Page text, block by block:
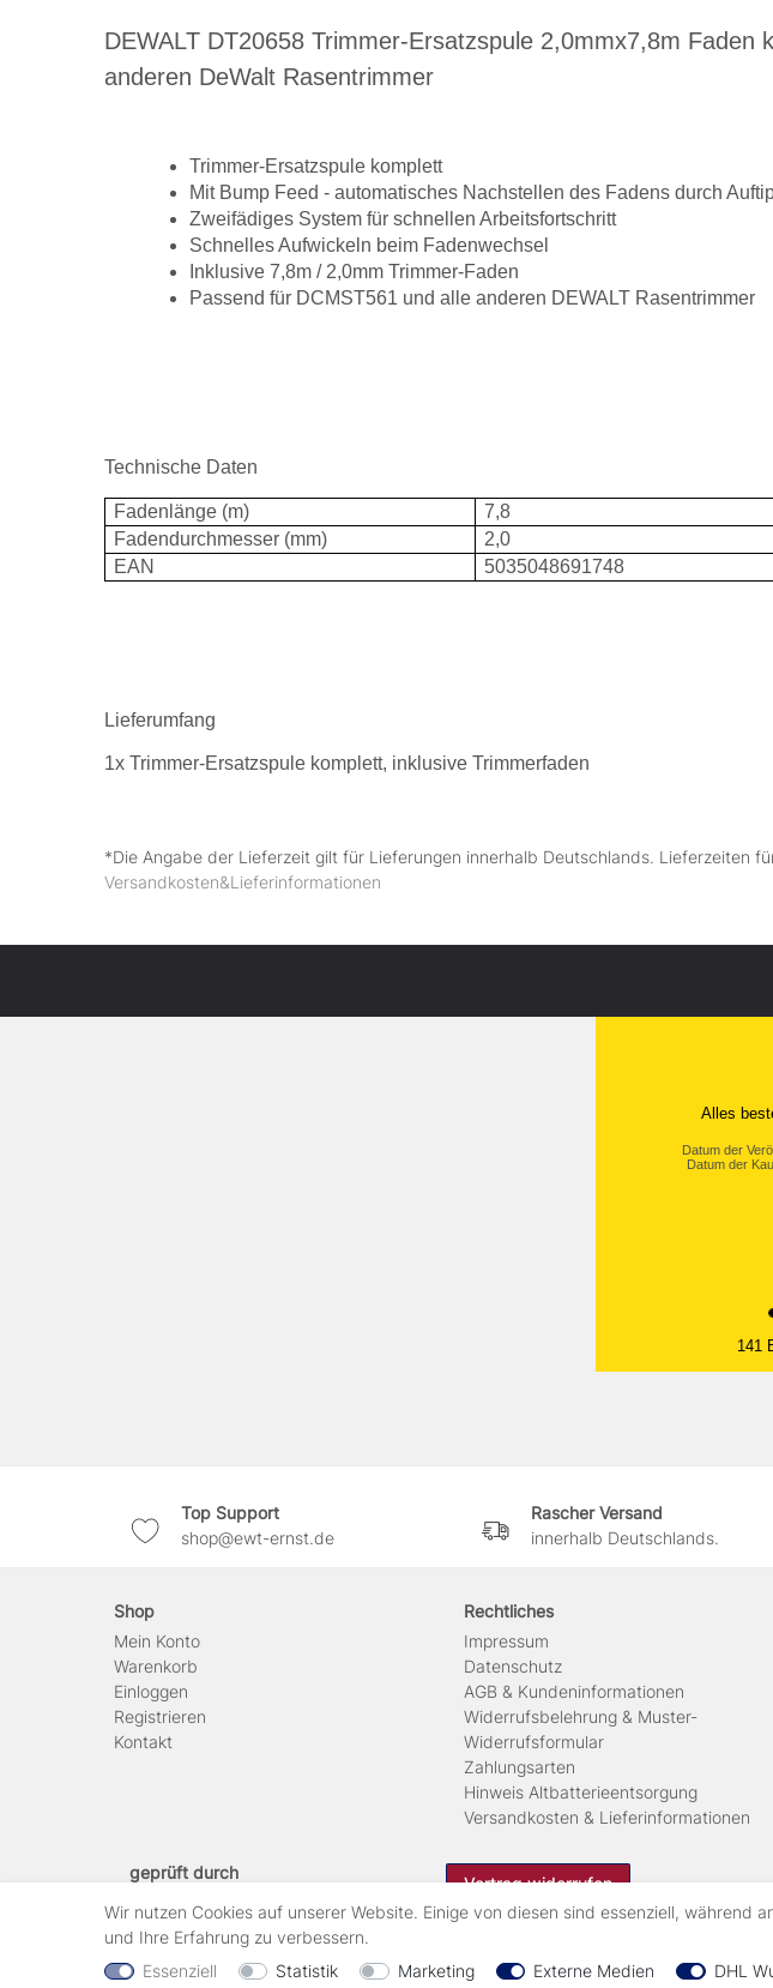
DEWALT DT20658 Trimmer-Ersatzspule 2,0mmx7,8m
anderen DeWalt Rasentrimmer
Trimmer-Ersatzspule komplett
Mit Bump Feed - automatisches Nachstellen des Fadens durch
Zweifädiges System für schnellen Arbeitsfortschritt
Schnelles Aufwickeln beim Fadenwechsel
Inklusive 7,8m / 2,0mm Trimmer-Faden
Passend für DCMST561 und alle anderen DEWALT Rasentrimmer
Technische Daten
Fadenlänge (m)
7,8
Fadendurchmesser (mm)
2,0
EAN
5035048691748
Lieferumfang
1x Trimmer-Ersatzspule komplett, inklusive Trimmerfaden
*Die Angabe der Lieferzeit gilt für Lieferungen innerhalb Deutschlands. Lieferzeiten
Versandkosten&Lieferinformationen
Alles
Datum der
Datum der
141
Top Support
shop@ewt-ernst.de
Rascher Versand
innerhalb Deutschlands.
Shop
Mein Konto
Warenkorb
Einloggen
Registrieren
Kontakt
Rechtliches
Impressum
Daten­schutz
AGB & Kundeninformationen
Widerrufsbelehrung & Muster-
Widerrufsformular
Zahlungsarten
Hinweis Altbatterieentsorgung
Versandkosten & Lieferinformationen
geprüft durch
Vertrag widerrufen
Wir nutzen Cookies auf unserer Website. Einige von diesen sind essenziell, während
und Ihre Erfahrung zu verbessern.
Essenziell
Statistik Marketing Externe Medien DHL